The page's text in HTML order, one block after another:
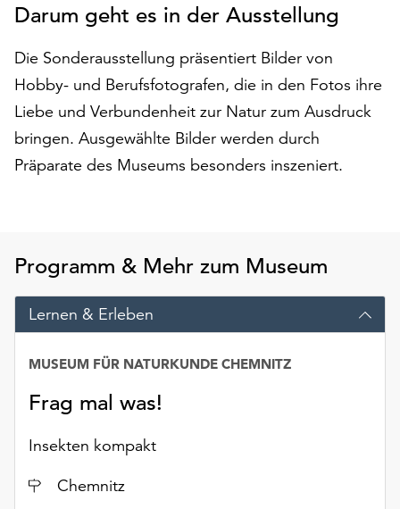
Statistikzwecken
werden.
Klicken
Sie
auf
„Alle
akzeptieren“,
akzeptieren.
Sie
können
Ihr
Einverständnis
jederzeit
ändern
und
widerrufen.
Dafür
steht
Ihnen
Darum geht es in der Ausstellung
Die Sonderausstellung präsentiert Bilder von
Hobby- und Berufsfotografen, die in den Fotos ihre
Liebe und Verbundenheit zur Natur zum Ausdruck
bringen. Ausgewählte Bilder werden durch
Präparate des Museums besonders inszeniert.
Programm & Mehr zum Museum
Lernen & Erleben
Frag mal was!
MUSEUM FÜR NATURKUNDE CHEMNITZ
Insekten kompakt
Ort
Chemnitz